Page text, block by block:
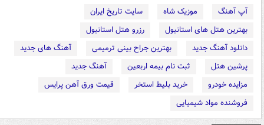
آپ آهنگ موزیک شاه
سایت تاریخ ایران
بهترین هتل های استانبول
رزرو هتل استانبول
دانلود آهنگ جدید
بهترین جراح بینی ترمیمی
آهنگ های جدید
پرشین هتل
ثبت نام بیمه اربعین
آهنگ جدید
مزایده خودرو
خرید بلیط استخر
قیمت ورق آهن پرایس
فروشنده مواد شیمیایی